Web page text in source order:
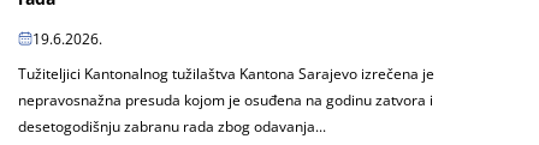
19.6.2026.
Tužiteljici Kantonalnog tužilaštva Kantona Sarajevo izrečena je
nepravosnažna presuda kojom je osuđena na godinu zatvora i
desetogodišnju zabranu rada zbog odavanja...